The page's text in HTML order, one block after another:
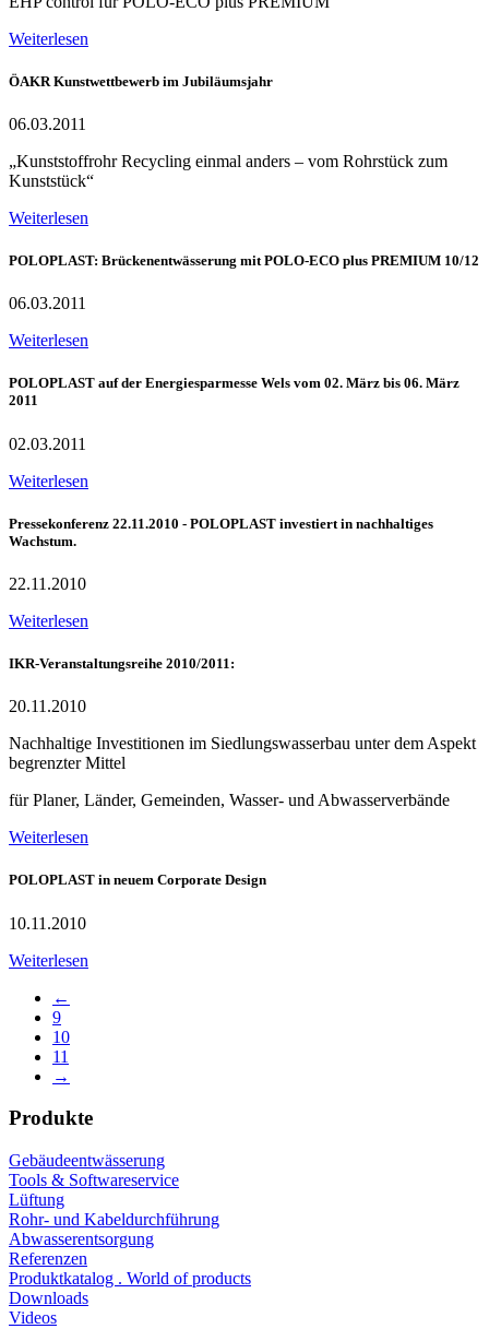
Weiterlesen
ÖAKR Kunstwettbewerb im Jubiläumsjahr
06.03.2011
„Kunststoffrohr Recycling einmal anders – vom Rohrstück zum
Kunststück“
Weiterlesen
POLOPLAST: Brückenentwässerung mit POLO-ECO plus PREMIUM 10/12
06.03.2011
Weiterlesen
POLOPLAST auf der Energiesparmesse Wels vom 02. März bis 06. März
2011
02.03.2011
Weiterlesen
Pressekonferenz 22.11.2010 - POLOPLAST investiert in nachhaltiges
Wachstum.
22.11.2010
Weiterlesen
IKR-Veranstaltungsreihe 2010/2011:
20.11.2010
Nachhaltige Investitionen im Siedlungswasserbau unter dem Aspekt
begrenzter Mittel
für Planer, Länder, Gemeinden, Wasser- und Abwasserverbände
Weiterlesen
POLOPLAST in neuem Corporate Design
10.11.2010
Weiterlesen
←
9
10
11
→
Produkte
Gebäudeentwässerung
Tools & Softwareservice
Lüftung
Rohr- und Kabeldurchführung
Abwasserentsorgung
Referenzen
Produktkatalog . World of products
Downloads
Videos